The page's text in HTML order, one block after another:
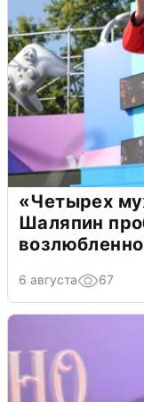
«Четырех
Шаляпин
6 августа 67